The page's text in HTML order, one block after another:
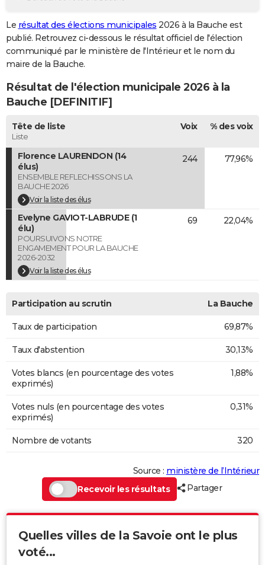
GUIDES D'ACHAT
BONS PLANS
CARTE DE VOEUX
Carte de Noël
Carte Bonne année
Carte Saint-Valentin
Carte Pâques
Carte d'anniversaire
DICTIONNAIRE
Dictionnaire
Biographies
Citations
Expressions
Proverbes
PROGRAMME TV
COPAINS D'AVANT
S'inscrire
Se connecter
Lycées
Collèges
Primaires
Universités
Entreprises
Service militaire
Avis de recherche
AVIS DE DÉCÈS
FORUM
Bricolage
Lifestyle
Culture
Sport
Auto
Television
Voyage
Cinema
Le résultat des élections municipales 2026 à la Bauche est
publié. Retrouvez ci-dessous le résultat officiel de l'élection
communiqué par le ministère de l'Intérieur et le nom du
maire de la Bauche.
Résultat de l'élection municipale 2026 à la
Bauche [DEFINITIF]
Tête de liste
Liste
Voix % des voix
Florence LAURENDON (14
élus)
ENSEMBLE REFLECHISSONS LA
BAUCHE 2026
Voir la liste des élus
244 77,96%
Evelyne GAVIOT-LABRUDE (1
élu)
POURSUIVONS NOTRE
ENGAMEMENT POUR LA BAUCHE
2026-2032
Voir la liste des élus
69 22,04%
Participation au scrutin La Bauche
Taux de participation 69,87%
Taux d'abstention 30,13%
Votes blancs (en pourcentage des votes
exprimés)
1,88%
Votes nuls (en pourcentage des votes
exprimés)
0,31%
Nombre de votants 320
Source : ministère de l’Intérieur
Recevoir les résultats
Partager
Quelles villes de la Savoie ont le plus
voté...